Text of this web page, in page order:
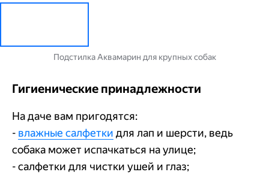
Подстилка Аквамарин для крупных собак
Гигиенические принадлежности
На даче вам пригодятся:
- влажные салфетки для лап и шерсти, ведь
собака может испачкаться на улице;
- салфетки для чистки ушей и глаз;